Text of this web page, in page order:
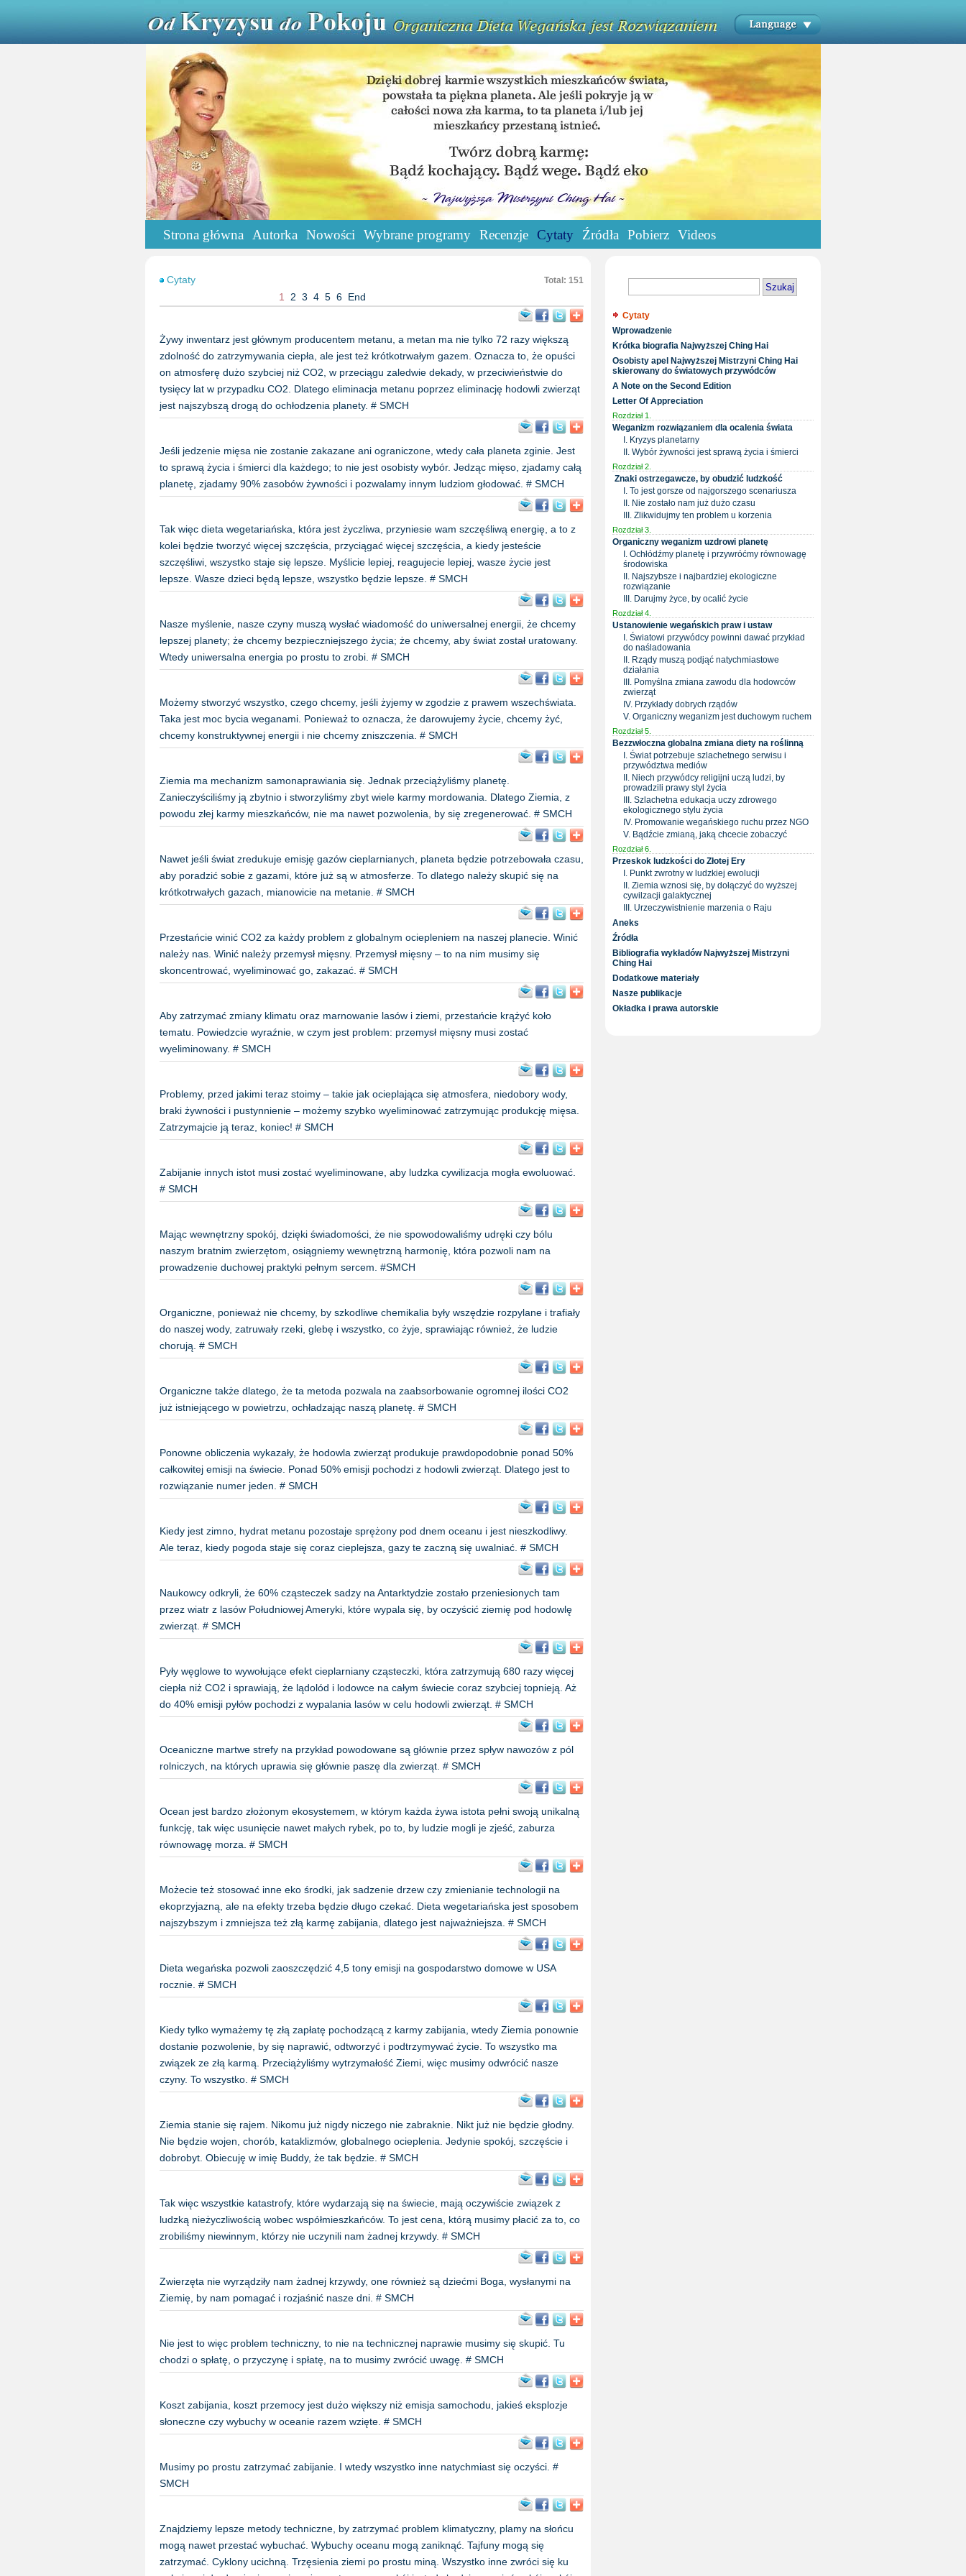
Strona główna Autorka Nowości Wybrane programy Recenzje Cytaty Źródła Pobierz Videos
Cytaty Total: 151
1 2 3 4 5 6 End
Żywy inwentarz jest głównym producentem metanu, a metan ma nie tylko 72 razy większą
zdolność do zatrzymywania ciepła, ale jest też krótkotrwałym gazem. Oznacza to, że opuści
on atmosferę dużo szybciej niż CO2, w przeciągu zaledwie dekady, w przeciwieństwie do
tysięcy lat w przypadku CO2. Dlatego eliminacja metanu poprzez eliminację hodowli zwierząt
jest najszybszą drogą do ochłodzenia planety. # SMCH
Jeśli jedzenie mięsa nie zostanie zakazane ani ograniczone, wtedy cała planeta zginie. Jest
to sprawą życia i śmierci dla każdego; to nie jest osobisty wybór. Jedząc mięso, zjadamy całą
planetę, zjadamy 90% zasobów żywności i pozwalamy innym ludziom głodować. # SMCH
Tak więc dieta wegetariańska, która jest życzliwa, przyniesie wam szczęśliwą energię, a to z
kolei będzie tworzyć więcej szczęścia, przyciągać więcej szczęścia, a kiedy jesteście
szczęśliwi, wszystko staje się lepsze. Myślicie lepiej, reagujecie lepiej, wasze życie jest
lepsze. Wasze dzieci będą lepsze, wszystko będzie lepsze. # SMCH
Nasze myślenie, nasze czyny muszą wysłać wiadomość do uniwersalnej energii, że chcemy
lepszej planety; że chcemy bezpieczniejszego życia; że chcemy, aby świat został uratowany.
Wtedy uniwersalna energia po prostu to zrobi. # SMCH
Możemy stworzyć wszystko, czego chcemy, jeśli żyjemy w zgodzie z prawem wszechświata.
Taka jest moc bycia weganami. Ponieważ to oznacza, że darowujemy życie, chcemy żyć,
chcemy konstruktywnej energii i nie chcemy zniszczenia. # SMCH
Ziemia ma mechanizm samonaprawiania się. Jednak przeciążyliśmy planetę.
Zanieczyściliśmy ją zbytnio i stworzyliśmy zbyt wiele karmy mordowania. Dlatego Ziemia, z
powodu złej karmy mieszkańców, nie ma nawet pozwolenia, by się zregenerować. # SMCH
Nawet jeśli świat zredukuje emisję gazów cieplarnianych, planeta będzie potrzebowała czasu,
aby poradzić sobie z gazami, które już są w atmosferze. To dlatego należy skupić się na
krótkotrwałych gazach, mianowicie na metanie. # SMCH
Przestańcie winić CO2 za każdy problem z globalnym ociepleniem na naszej planecie. Winić
należy nas. Winić należy przemysł mięsny. Przemysł mięsny – to na nim musimy się
skoncentrować, wyeliminować go, zakazać. # SMCH
Aby zatrzymać zmiany klimatu oraz marnowanie lasów i ziemi, przestańcie krążyć koło
tematu. Powiedzcie wyraźnie, w czym jest problem: przemysł mięsny musi zostać
wyeliminowany. # SMCH
Problemy, przed jakimi teraz stoimy – takie jak ocieplająca się atmosfera, niedobory wody,
braki żywności i pustynnienie – możemy szybko wyeliminować zatrzymując produkcję mięsa.
Zatrzymajcie ją teraz, koniec! # SMCH
Zabijanie innych istot musi zostać wyeliminowane, aby ludzka cywilizacja mogła ewoluować.
# SMCH
Mając wewnętrzny spokój, dzięki świadomości, że nie spowodowaliśmy udręki czy bólu
naszym bratnim zwierzętom, osiągniemy wewnętrzną harmonię, która pozwoli nam na
prowadzenie duchowej praktyki pełnym sercem. #SMCH
Organiczne, ponieważ nie chcemy, by szkodliwe chemikalia były wszędzie rozpylane i trafiały
do naszej wody, zatruwały rzeki, glebę i wszystko, co żyje, sprawiając również, że ludzie
chorują. # SMCH
Organiczne także dlatego, że ta metoda pozwala na zaabsorbowanie ogromnej ilości CO2
już istniejącego w powietrzu, ochładzając naszą planetę. # SMCH
Ponowne obliczenia wykazały, że hodowla zwierząt produkuje prawdopodobnie ponad 50%
całkowitej emisji na świecie. Ponad 50% emisji pochodzi z hodowli zwierząt. Dlatego jest to
rozwiązanie numer jeden. # SMCH
Kiedy jest zimno, hydrat metanu pozostaje sprężony pod dnem oceanu i jest nieszkodliwy.
Ale teraz, kiedy pogoda staje się coraz cieplejsza, gazy te zaczną się uwalniać. # SMCH
Naukowcy odkryli, że 60% cząsteczek sadzy na Antarktydzie zostało przeniesionych tam
przez wiatr z lasów Południowej Ameryki, które wypala się, by oczyścić ziemię pod hodowlę
zwierząt. # SMCH
Pyły węglowe to wywołujące efekt cieplarniany cząsteczki, która zatrzymują 680 razy więcej
ciepła niż CO2 i sprawiają, że lądolód i lodowce na całym świecie coraz szybciej topnieją. Aż
do 40% emisji pyłów pochodzi z wypalania lasów w celu hodowli zwierząt. # SMCH
Oceaniczne martwe strefy na przykład powodowane są głównie przez spływ nawozów z pól
rolniczych, na których uprawia się głównie paszę dla zwierząt. # SMCH
Ocean jest bardzo złożonym ekosystemem, w którym każda żywa istota pełni swoją unikalną
funkcję, tak więc usunięcie nawet małych rybek, po to, by ludzie mogli je zjeść, zaburza
równowagę morza. # SMCH
Możecie też stosować inne eko środki, jak sadzenie drzew czy zmienianie technologii na
ekoprzyjazną, ale na efekty trzeba będzie długo czekać. Dieta wegetariańska jest sposobem
najszybszym i zmniejsza też złą karmę zabijania, dlatego jest najważniejsza. # SMCH
Dieta wegańska pozwoli zaoszczędzić 4,5 tony emisji na gospodarstwo domowe w USA
rocznie. # SMCH
Kiedy tylko wymażemy tę złą zapłatę pochodzącą z karmy zabijania, wtedy Ziemia ponownie
dostanie pozwolenie, by się naprawić, odtworzyć i podtrzymywać życie. To wszystko ma
związek ze złą karmą. Przeciążyliśmy wytrzymałość Ziemi, więc musimy odwrócić nasze
czyny. To wszystko. # SMCH
Ziemia stanie się rajem. Nikomu już nigdy niczego nie zabraknie. Nikt już nie będzie głodny.
Nie będzie wojen, chorób, kataklizmów, globalnego ocieplenia. Jedynie spokój, szczęście i
dobrobyt. Obiecuję w imię Buddy, że tak będzie. # SMCH
Tak więc wszystkie katastrofy, które wydarzają się na świecie, mają oczywiście związek z
ludzką nieżyczliwością wobec współmieszkańców. To jest cena, którą musimy płacić za to, co
zrobiliśmy niewinnym, którzy nie uczynili nam żadnej krzywdy. # SMCH
Zwierzęta nie wyrządziły nam żadnej krzywdy, one również są dziećmi Boga, wysłanymi na
Ziemię, by nam pomagać i rozjaśnić nasze dni. # SMCH
Nie jest to więc problem techniczny, to nie na technicznej naprawie musimy się skupić. Tu
chodzi o spłatę, o przyczynę i spłatę, na to musimy zwrócić uwagę. # SMCH
Koszt zabijania, koszt przemocy jest dużo większy niż emisja samochodu, jakieś eksplozje
słoneczne czy wybuchy w oceanie razem wzięte. # SMCH
Musimy po prostu zatrzymać zabijanie. I wtedy wszystko inne natychmiast się oczyści. #
SMCH
Znajdziemy lepsze metody techniczne, by zatrzymać problem klimatyczny, plamy na słońcu
mogą nawet przestać wybuchać. Wybuchy oceanu mogą zaniknąć. Tajfuny mogą się
zatrzymać. Cyklony ucichną. Trzęsienia ziemi po prostu miną. Wszystko inne zwróci się ku
Cytaty
Wprowadzenie
Krótka biografia Najwyższej Ching Hai
Osobisty apel Najwyższej Mistrzyni Ching Hai
skierowany do światowych przywódców
A Note on the Second Edition
Letter Of Appreciation
Rozdział 1.
Weganizm rozwiązaniem dla ocalenia świata
I. Kryzys planetarny
II. Wybór żywności jest sprawą życia i śmierci
Rozdział 2.
Znaki ostrzegawcze, by obudzić ludzkość
I. To jest gorsze od najgorszego scenariusza
II. Nie zostało nam już dużo czasu
III. Zlikwidujmy ten problem u korzenia
Rozdział 3.
Organiczny weganizm uzdrowi planetę
I. Ochłódźmy planetę i przywróćmy równowagę
środowiska
II. Najszybsze i najbardziej ekologiczne
rozwiązanie
III. Darujmy życe, by ocalić życie
Rozdział 4.
Ustanowienie wegańskich praw i ustaw
I. Światowi przywódcy powinni dawać przykład
do naśladowania
II. Rządy muszą podjąć natychmiastowe
działania
III. Pomyślna zmiana zawodu dla hodowców
zwierząt
IV. Przykłady dobrych rządów
V. Organiczny weganizm jest duchowym ruchem
Rozdział 5.
Bezzwłoczna globalna zmiana diety na roślinną
I. Świat potrzebuje szlachetnego serwisu i
przywództwa mediów
II. Niech przywódcy religijni uczą ludzi, by
prowadzili prawy styl życia
III. Szlachetna edukacja uczy zdrowego
ekologicznego stylu życia
IV. Promowanie wegańskiego ruchu przez NGO
V. Bądźcie zmianą, jaką chcecie zobaczyć
Rozdział 6.
Przeskok ludzkości do Złotej Ery
I. Punkt zwrotny w ludzkiej ewolucji
II. Ziemia wznosi się, by dołączyć do wyższej
cywilzacji galaktycznej
III. Urzeczywistnienie marzenia o Raju
Aneks
Źródła
Bibliografia wykładów Najwyższej Mistrzyni
Ching Hai
Dodatkowe materiały
Nasze publikacje
Okładka i prawa autorskie